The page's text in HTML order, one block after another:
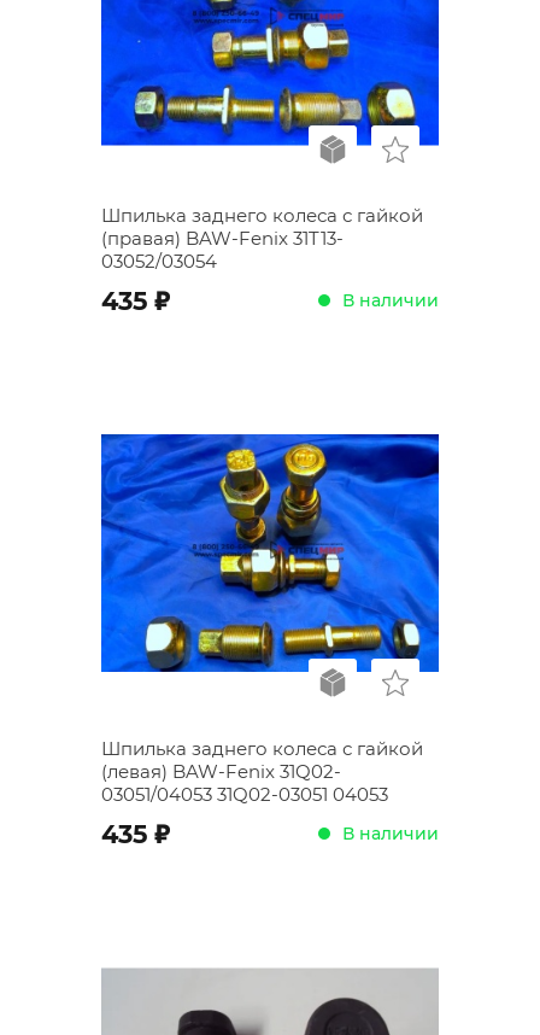
Шпилька заднего колеса с гайкой
(правая) BAW-Fenix 31T13-
03052/03054
435 ; В наличии
Шпилька заднего колеса с гайкой
(левая) BAW-Fenix 31Q02-
03051/04053 31Q02-03051 04053
435 ; В наличии